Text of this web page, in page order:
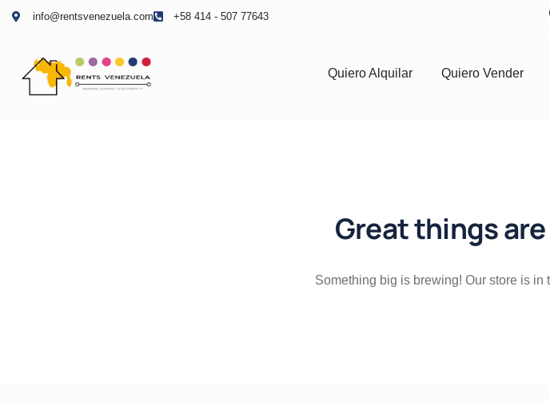
info@rentsvenezuela.com +58 414 - 507 77643
Quiero Alquilar Quiero Vender
Great things
Something big is brewing! Our store is